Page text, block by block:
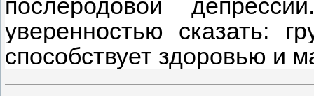
послеродовой
уверенностью сказать:
способствует здоровью и